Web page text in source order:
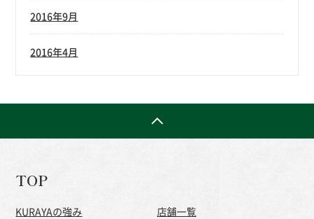
2016年9月
2016年4月
TOP
KURAYAの強み
店舗一覧